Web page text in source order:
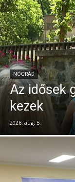
NÓGRÁD
Az idősek
kezek
2026. aug. 5.